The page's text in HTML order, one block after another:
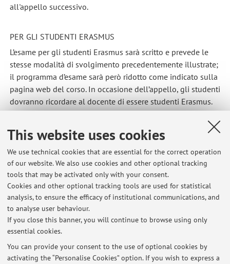
This website uses cookies
We use technical cookies that are essential for the correct operation
of our website. We also use cookies and other optional tracking
tools that may be activated only with your consent.
Cookies and other optional tracking tools are used for statistical
analysis, to ensure the efficacy of institutional communications, and
to analyse user behaviour.
If you close this banner, you will continue to browse using only
essential cookies.
You can provide your consent to the use of optional cookies by
activating the “Personalise Cookies” option. If you wish to express a
all'appello successivo.
PER GLI STUDENTI ERASMUS
L’esame per gli studenti Erasmus sarà scritto e prevede le
stesse modalità di svolgimento precedentemente illustrate;
il programma d’esame sarà però ridotto come indicato sulla
pagina web del corso. In occasione dell’appello, gli studenti
dovranno ricordare al docente di essere studenti Erasmus.
Latest news
LABORATORIO DIDATTICA E PEDAGOGIA SPECIALE -
AGGIORNAMENTO ALLERTA METEO
Published on: May 16 2023
Lessons cancelled and new dates
Published on: March 15 2022